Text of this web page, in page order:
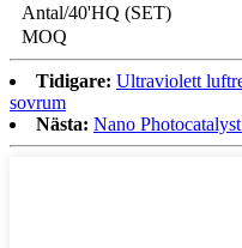
Antal/40'HQ (SET)
MOQ
Tidigare: Ultraviolett
sovrum
Nästa: Nano